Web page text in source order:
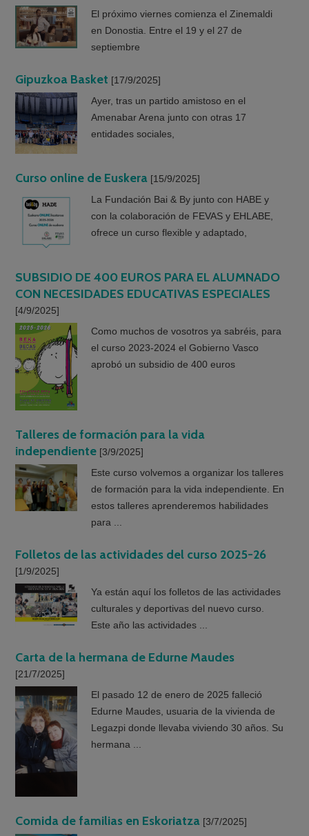
El próximo viernes comienza el Zinemaldi
en Donostia. Entre el 19 y el 27 de
septiembre
Gipuzkoa Basket [17/9/2025]
Ayer, tras un partido amistoso en el
Amenabar Arena junto con otras 17
entidades sociales,
Curso online de Euskera [15/9/2025]
La Fundación Bai & By junto con HABE y
con la colaboración de FEVAS y EHLABE,
ofrece un curso flexible y adaptado,
SUBSIDIO DE 400 EUROS PARA EL ALUMNADO
CON NECESIDADES EDUCATIVAS ESPECIALES
[4/9/2025]
Como muchos de vosotros ya sabréis, para
el curso 2023-2024 el Gobierno Vasco
aprobó un subsidio de 400 euros
Talleres de formación para la vida
independiente [3/9/2025]
Este curso volvemos a organizar los talleres
de formación para la vida independiente. En
estos talleres aprenderemos habilidades
para ...
Folletos de las actividades del curso 2025-26
[1/9/2025]
Ya están aquí los folletos de las actividades
culturales y deportivas del nuevo curso.
Este año las actividades ...
Carta de la hermana de Edurne Maudes
[21/7/2025]
El pasado 12 de enero de 2025 falleció
Edurne Maudes, usuaria de la vivienda de
Legazpi donde llevaba viviendo 30 años. Su
hermana ...
Comida de familias en Eskoriatza [3/7/2025]